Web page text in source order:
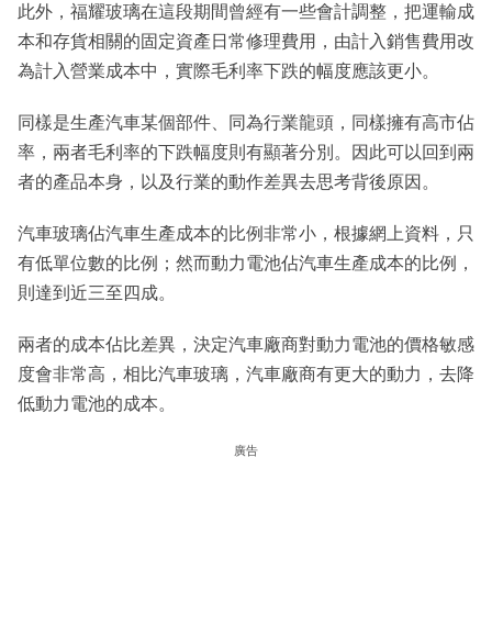
此外，福耀玻璃在這段期間曾經有一些會計調整，把運輸成
本和存貨相關的固定資產日常修理費用，由計入銷售費用改
為計入營業成本中，實際毛利率下跌的幅度應該更小。
同樣是生產汽車某個部件、同為行業龍頭，同樣擁有高市佔
率，兩者毛利率的下跌幅度則有顯著分別。因此可以回到兩
者的產品本身，以及行業的動作差異去思考背後原因。
汽車玻璃佔汽車生產成本的比例非常小，根據網上資料，只
有低單位數的比例；然而動力電池佔汽車生產成本的比例，
則達到近三至四成。
兩者的成本佔比差異，決定汽車廠商對動力電池的價格敏感
度會非常高，相比汽車玻璃，汽車廠商有更大的動力，去降
低動力電池的成本。
廣告